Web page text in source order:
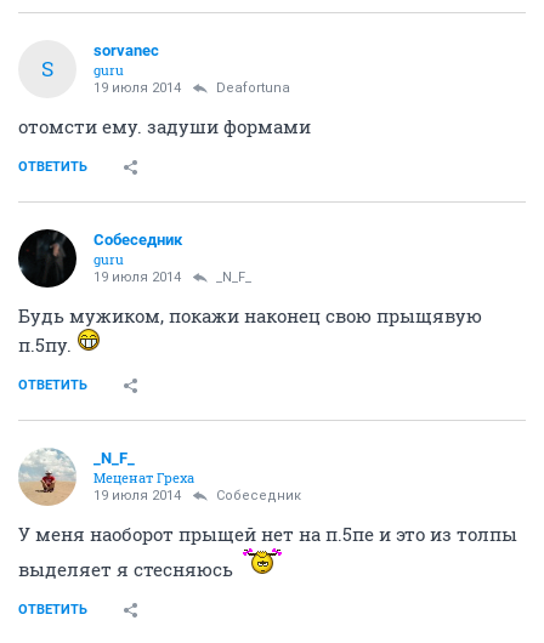
S
sorvanec
guru
19 июля 2014 Deafortuna
отомсти ему. задуши формами
ОТВЕТИТЬ
Собеседник
guru
19 июля 2014 _N_F_
Будь мужиком, покажи наконец свою прыщявую
п.5пу.
ОТВЕТИТЬ
_N_F_
Меценат Греха
19 июля 2014 Собеседник
У меня наоборот прыщей нет на п.5пе и это из толпы
выделяет я стесняюсь
ОТВЕТИТЬ